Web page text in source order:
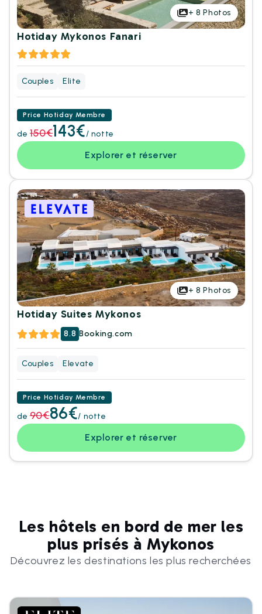
+8 Photos
Hotiday Mykonos Fanari
Couples Elite
Price Hotiday Membre
de 150€143€/ notte
Explorer et réserver
+8 Photos
Hotiday Suites Mykonos
8.8 Booking.com
Couples Elevate
Price Hotiday Membre
de 90€86€/ notte
Explorer et réserver
Les hôtels en bord de mer les
plus prisés à Mykonos
Découvrez les destinations les plus recherchées